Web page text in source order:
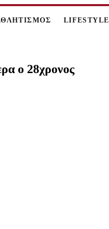
LIFESTYLE
ο 28χρονος